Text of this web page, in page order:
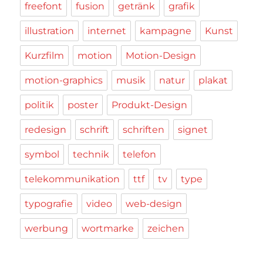
freefont fusion getränk grafik
illustration internet kampagne Kunst
Kurzfilm motion Motion-Design
motion-graphics musik natur plakat
politik poster Produkt-Design
redesign schrift schriften signet
symbol technik telefon
telekommunikation ttf tv type
typografie video web-design
werbung wortmarke zeichen